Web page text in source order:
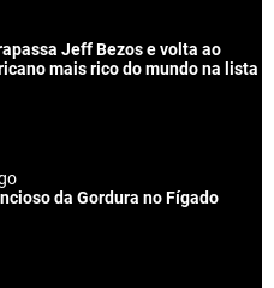
e
e
Jeff Bezos e volta ao
mais rico do mundo na lista
da Gordura no Fígado